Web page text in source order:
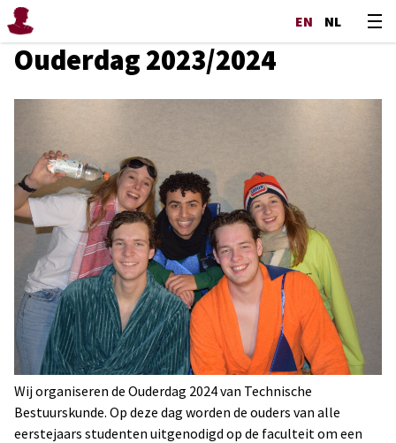
EN NL
Ouderdag 2023/2024
Wij organiseren de Ouderdag 2024 van Technische
Bestuurskunde. Op deze dag worden de ouders van alle
eerstejaars studenten uitgenodigd op de faculteit om een